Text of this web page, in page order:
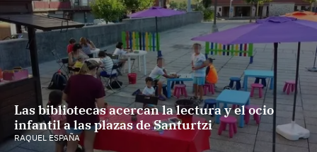
Las bibliotecas acercan la lectura y el ocio
infantil a las plazas de Santurtzi
RAQUEL ESPAÑA